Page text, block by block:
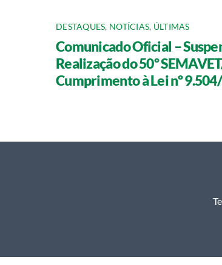
DESTAQUES, NOTÍCIAS, ÚLTIMAS
Comunicado Oficial –
Realização do 50º
Cumprimento à Lei nº